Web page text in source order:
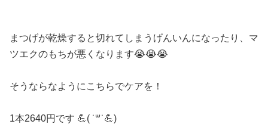
まつげが乾燥すると切れてしまうげんいんになったり、マ
ツエクのもちが悪くなります😭😭😭
そうならなようにこちらでケアを！
1本2640円です 💪( ˙꒳​˙💪)